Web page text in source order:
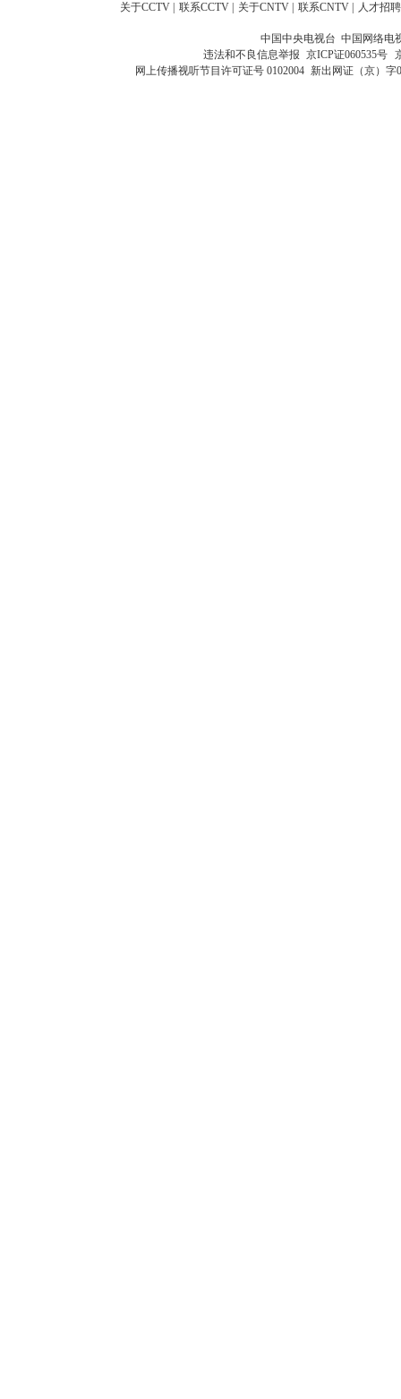
关于CCTV 联系CCTV 关于CNTV 联系CNTV 人才招聘
中国中央电视台 中国网络电
违法和不良信息举报 京ICP证060535号
网上传播视听节目许可证号 0102004 新出网证（京）